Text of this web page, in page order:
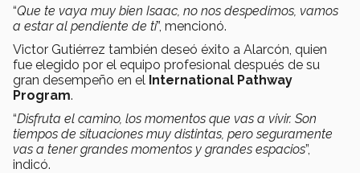
“Que te vaya muy bien Isaac, no nos despedimos, vamos
a estar al pendiente de ti”, mencionó.
Victor Gutiérrez también deseó éxito a Alarcón, quien
fue elegido por el equipo profesional después de su
gran desempeño en el International Pathway
Program.
“Disfruta el camino, los momentos que vas a vivir. Son
tiempos de situaciones muy distintas, pero seguramente
vas a tener grandes momentos y grandes espacios”,
indicó.